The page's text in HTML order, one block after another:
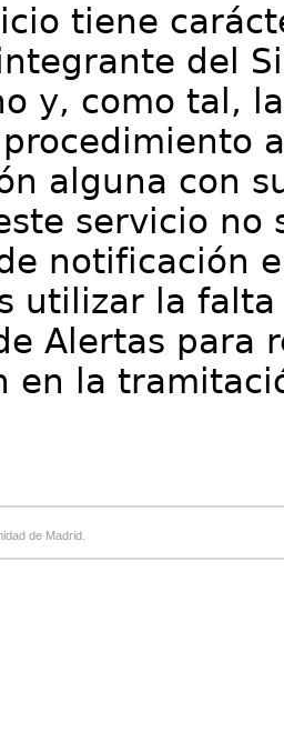
tiene
del
y, como tal,
alguna con
servicio no
notificación
utilizar la
Alertas para
en la
de Madrid.